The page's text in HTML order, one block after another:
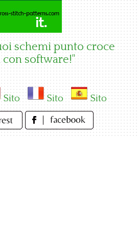
schemi punto croce
con software!"
Sito Sito Sito